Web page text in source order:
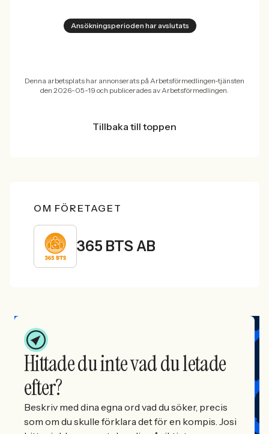
Ansökningsperioden har avslutats
Denna arbetsplats har annonserats på Arbetsförmedlingen-tjänsten
den 2026-05-19 och publicerades av Arbetsförmedlingen.
Tillbaka till toppen
OM FÖRETAGET
365 BTS AB
Hittade du inte vad du letade
efter?
Beskriv med dina egna ord vad du söker, precis
som om du skulle förklara det för en kompis. Josi